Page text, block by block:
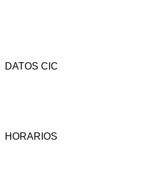
DATOS CIC
HORARIOS